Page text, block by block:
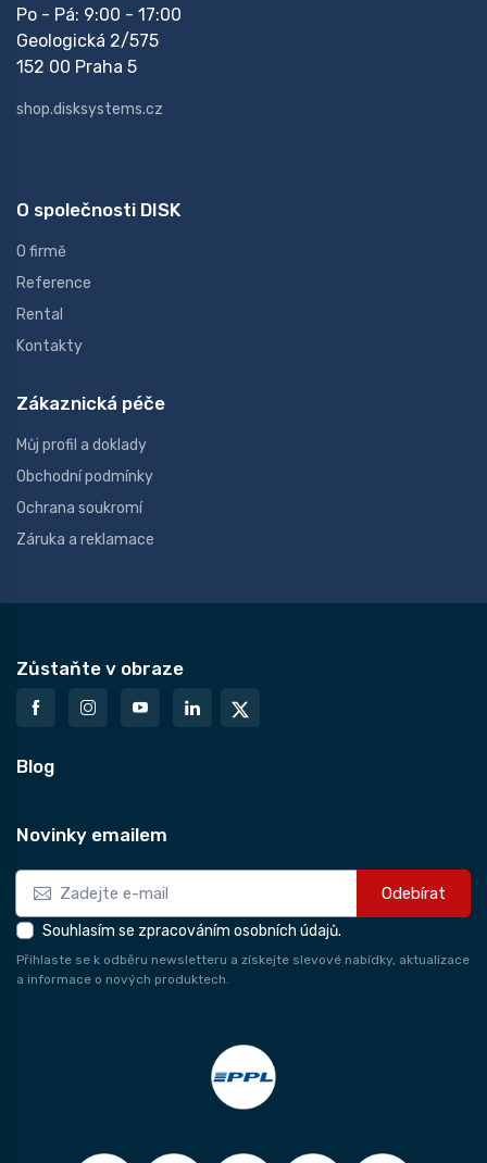
Po - Pá: 9:00 - 17:00
Geologická 2/575
152 00 Praha 5
shop.disksystems.cz
O společnosti DISK
O firmě
Reference
Rental
Kontakty
Zákaznická péče
Můj profil a doklady
Obchodní podmínky
Ochrana soukromí
Záruka a reklamace
Zůstaňte v obraze
Blog
Novinky emailem
Odebírat
Souhlasím se zpracováním osobních údajů.
Přihlaste se k odběru newsletteru a získejte slevové nabídky, aktualizace
a informace o nových produktech.